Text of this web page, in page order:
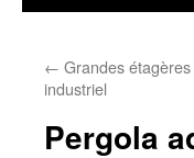
← Grandes
industriel
Pergola